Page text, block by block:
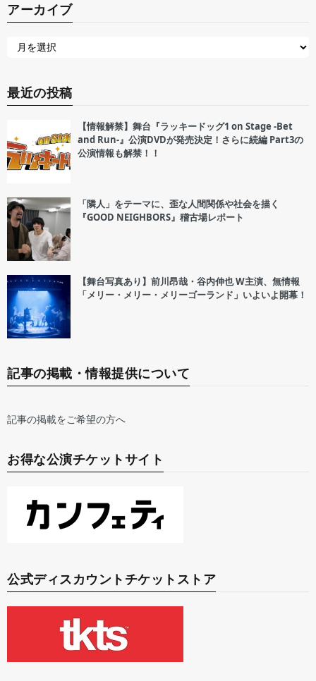
アーカイブ
最近の投稿
【情報解禁】舞台『ラッキードッグ1 on Stage -Bet
and Run-』公演DVDが発売決定！さらに続編 Part3の
公演情報も解禁！！
「隣人」をテーマに、歪な人間関係や社会を描く
『GOOD NEIGHBORS』稽古場レポート
【舞台写真あり】前川昂哉・谷内伸也 W主演、無情報
「メリー・メリー・メリーゴーランド」いよいよ開幕！
記事の掲載・情報提供について
記事の掲載をご希望の方へ
お得な公演チケットサイト
公式ディスカウントチケットストア